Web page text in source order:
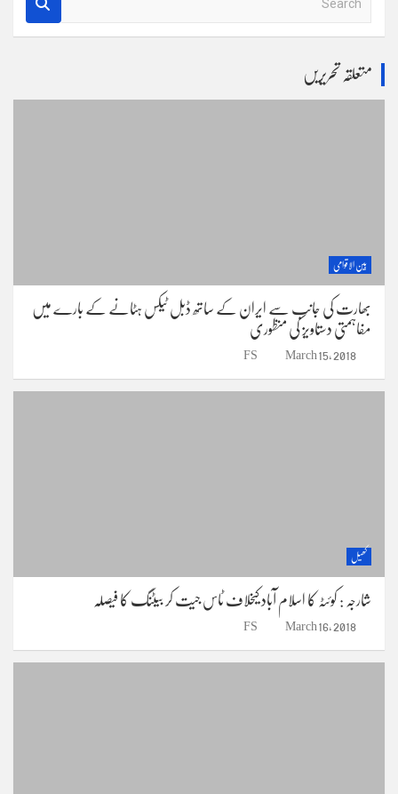
a
متعلقہ تحریریں
بین الاقوامی
بھارت کی جانب سے ایران کے ساتھ ڈبل ٹیکس ہٹانے کے بارے میں
مفاہمتی دستاویز کی منظوری
March 15, 2018
FS
کھیل
شارجہ : کوئٹہ کا اسلام آباد کیخلاف ٹاس جیت کر بیٹنگ کا فیصلہ
March 16, 2018
FS